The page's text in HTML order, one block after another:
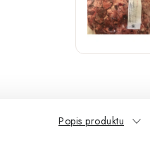
Popis produktu